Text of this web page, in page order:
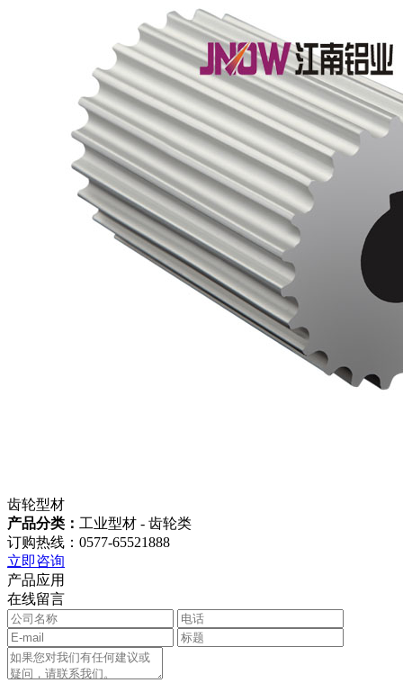
齿轮型材
产品分类： 工业型材 - 齿轮类
订购热线：0577-65521888
立即咨询
产品应用
在线留言